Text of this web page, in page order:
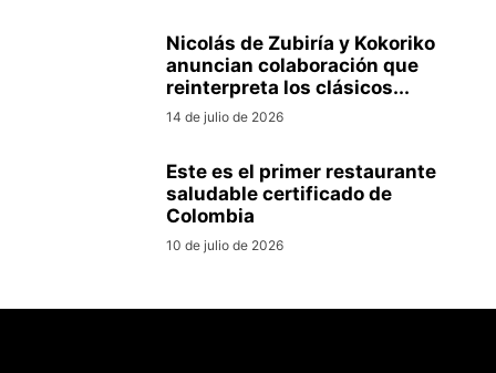
Nicolás de Zubiría y Kokoriko
anuncian colaboración que
reinterpreta los clásicos...
14 de julio de 2026
Este es el primer restaurante
saludable certificado de
Colombia
10 de julio de 2026